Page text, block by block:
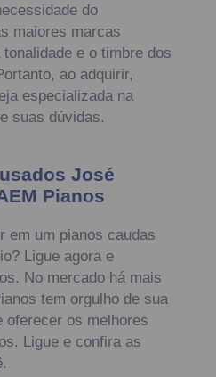
do
maiores marcas
e o timbre dos
ao adquirir,
especializada na
suas dúvidas.
José
Pianos
em um pianos caudas
Ligue agora e
No mercado há mais
tem orgulho de sua
oferecer os melhores
Ligue e confira as